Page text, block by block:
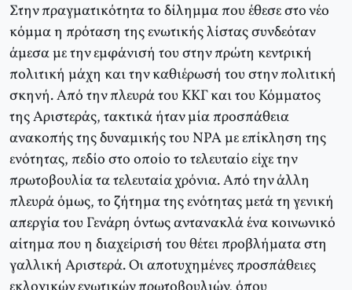
Στην πραγματικότητα το δίλημμα που έθεσε στο νέο
κόμμα η πρόταση της ενωτικής λίστας συνδεόταν
άμεσα με την εμφάνισή του στην πρώτη κεντρική
πολιτική μάχη και την καθιέρωσή του στην πολιτική
σκηνή. Από την πλευρά του ΚΚΓ και του Κόμματος
της Αριστεράς, τακτικά ήταν μία προσπάθεια
ανακοπής της δυναμικής του NPA με επίκληση της
ενότητας, πεδίο στο οποίο το τελευταίο είχε την
πρωτοβουλία τα τελευταία χρόνια. Από την άλλη
πλευρά όμως, το ζήτημα της ενότητας μετά τη γενική
απεργία του Γενάρη όντως αντανακλά ένα κοινωνικό
αίτημα που η διαχείρισή του θέτει προβλήματα στη
γαλλική Αριστερά. Οι αποτυχημένες προσπάθειες